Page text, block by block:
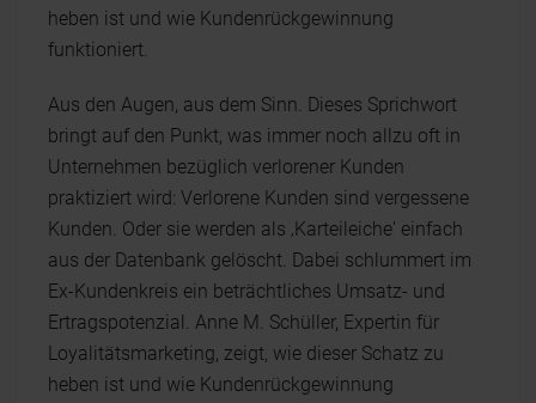
heben ist und wie Kundenrückgewinnung
funktioniert.
Aus den Augen, aus dem Sinn. Dieses Sprichwort
bringt auf den Punkt, was immer noch allzu oft in
Unternehmen bezüglich verlorener Kunden
praktiziert wird: Verlorene Kunden sind vergessene
Kunden. Oder sie werden als ‚Karteileiche' einfach
aus der Datenbank gelöscht. Dabei schlummert im
Ex-Kundenkreis ein beträchtliches Umsatz- und
Ertragspotenzial. Anne M. Schüller, Expertin für
Loyalitätsmarketing, zeigt, wie dieser Schatz zu
heben ist und wie Kundenrückgewinnung